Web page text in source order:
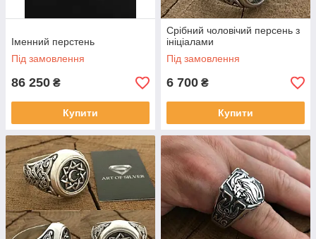
Іменний перстень
Під замовлення
86 250 ₴
Купити
Срібний чоловічий персень з
ініціалами
Під замовлення
6 700 ₴
Купити